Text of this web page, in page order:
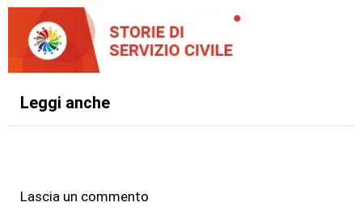
Leggi anche
Lascia un commento